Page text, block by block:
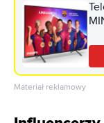
Materiał reklamowy